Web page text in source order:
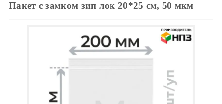
Пакет с замком зип лок 20*25 см, 50 мкм